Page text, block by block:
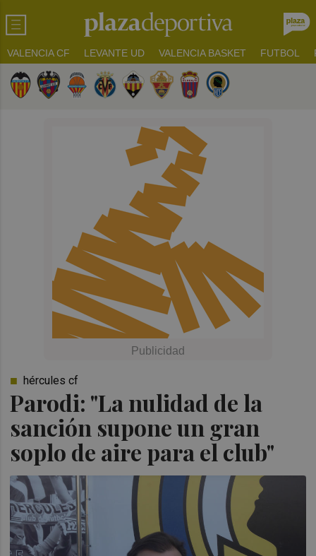
VALENCIA CF LEVANTE UD VALENCIA BASKET FUTBOL
Parodi: "La nulidad de la
sanción supone un gran
soplo de aire para el club"
hércules cf